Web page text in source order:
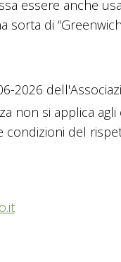
essere anche
di
2026
non si applica
condizioni del